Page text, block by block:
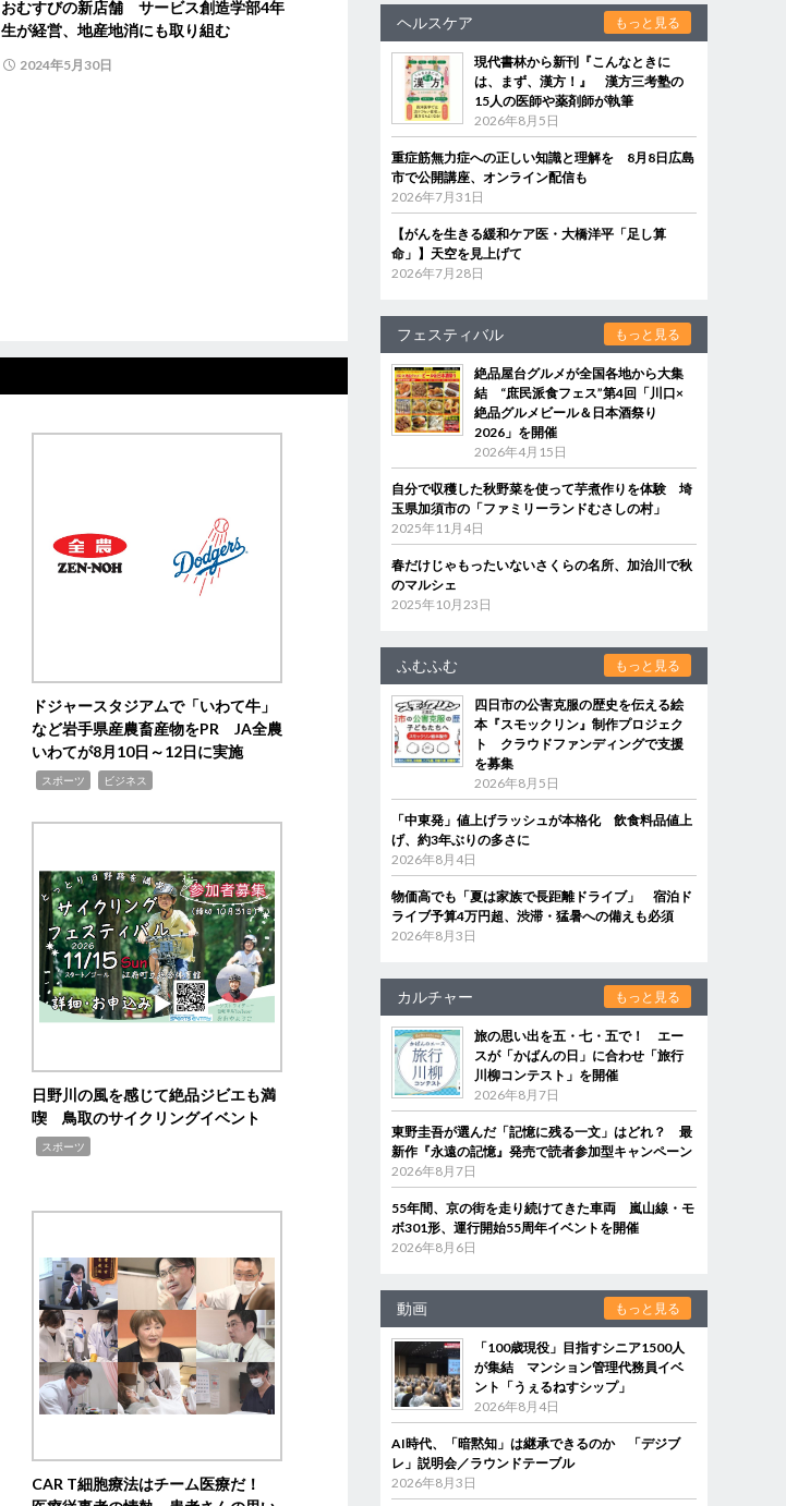
おむすびの新店舗 サービス創造学部4年
生が経営、地産地消にも取り組む
2024年5月30日
ドジャースタジアムで「いわて牛」
など岩手県産農畜産物をPR JA全農
いわてが8月10日～12日に実施
スポーツ ビジネス
日野川の風を感じて絶品ジビエも満
喫 鳥取のサイクリングイベント
スポーツ
CAR T細胞療法はチーム医療だ！
ヘルスケア もっと見る
現代書林から新刊『こんなときに
は、まず、漢方！』 漢方三考塾の
15人の医師や薬剤師が執筆
2026年8月5日
重症筋無力症への正しい知識と理解を 8月8日広島
市で公開講座、オンライン配信も
2026年7月31日
【がんを生きる緩和ケア医・大橋洋平「足し算
命」】天空を見上げて
2026年7月28日
フェスティバル もっと見る
絶品屋台グルメが全国各地から大集
結 “庶民派食フェス”第4回「川口×
絶品グルメビール＆日本酒祭り
2026」を開催
2026年4月15日
自分で収穫した秋野菜を使って芋煮作りを体験 埼
玉県加須市の「ファミリーランドむさしの村」
2025年11月4日
春だけじゃもったいないさくらの名所、加治川で秋
のマルシェ
2025年10月23日
ふむふむ もっと見る
四日市の公害克服の歴史を伝える絵
本『スモックリン』制作プロジェク
ト クラウドファンディングで支援
を募集
2026年8月5日
「中東発」値上げラッシュが本格化 飲食料品値上
げ、約3年ぶりの多さに
2026年8月4日
物価高でも「夏は家族で長距離ドライブ」 宿泊ド
ライブ予算4万円超、渋滞・猛暑への備えも必須
2026年8月3日
カルチャー もっと見る
旅の思い出を五・七・五で！ エー
スが「かばんの日」に合わせ「旅行
川柳コンテスト」を開催
2026年8月7日
東野圭吾が選んだ「記憶に残る一文」はどれ？ 最
新作『永遠の記憶』発売で読者参加型キャンペーン
2026年8月7日
55年間、京の街を走り続けてきた車両 嵐山線・モ
ボ301形、運行開始55周年イベントを開催
2026年8月6日
動画 もっと見る
「100歳現役」目指すシニア1500人
が集結 マンション管理代務員イベ
ント「うぇるねすシップ」
2026年8月4日
AI時代、「暗黙知」は継承できるのか 「デジブ
レ」説明会／ラウンドテーブル
2026年8月3日